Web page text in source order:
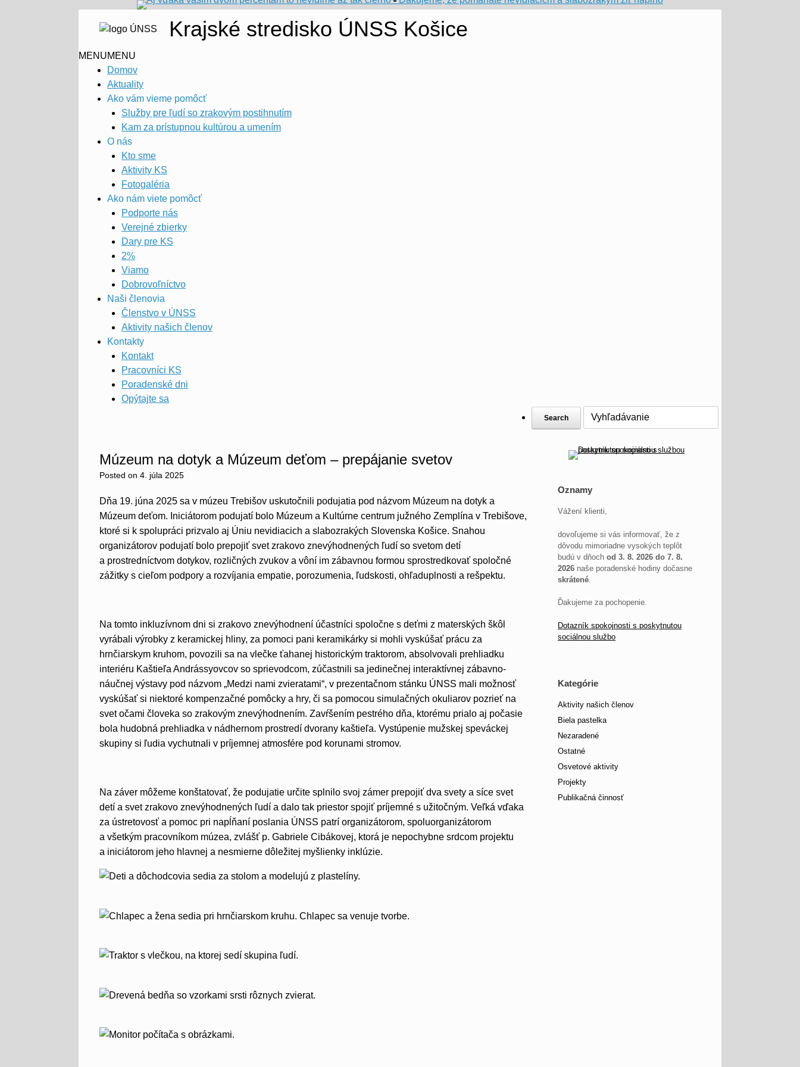
Krajské stredisko ÚNSS Košice
MENUMENU
Domov
Aktuality
Ako vám vieme pomôcť
Služby pre ľudí so zrakovým postihnutím
Kam za prístupnou kultúrou a umením
O nás
Kto sme
Aktivity KS
Fotogaléria
Ako nám viete pomôcť
Podporte nás
Verejné zbierky
Dary pre KS
2%
Viamo
Dobrovoľníctvo
Naši členovia
Členstvo v ÚNSS
Aktivity našich členov
Kontakty
Kontakt
Pracovníci KS
Poradenské dni
Opýtajte sa
Múzeum na dotyk a Múzeum deťom – prepájanie svetov
Posted on 4. júla 2025
Dňa 19. júna 2025 sa v múzeu Trebišov uskutočnili podujatia pod názvom Múzeum na dotyk a
Múzeum deťom. Iniciátorom podujatí bolo Múzeum a Kultúrne centrum južného Zemplína v Trebišove,
ktoré si k spolupráci prizvalo aj Úniu nevidiacich a slabozrakých Slovenska Košice. Snahou
organizátorov podujatí bolo prepojiť svet zrakovo znevýhodnených ľudí so svetom detí
a prostredníctvom dotykov, rozličných zvukov a vôní im zábavnou formou sprostredkovať spoločné
zážitky s cieľom podpory a rozvíjania empatie, porozumenia, ľudskosti, ohľaduplnosti a rešpektu.
Na tomto inkluzívnom dni si zrakovo znevýhodnení účastníci spoločne s deťmi z materských škôl
vyrábali výrobky z keramickej hliny, za pomoci pani keramikárky si mohli vyskúšať prácu za
hrnčiarskym kruhom, povozili sa na vlečke ťahanej historickým traktorom, absolvovali prehliadku
interiéru Kaštieľa Andrássyovcov so sprievodcom, zúčastnili sa jedinečnej interaktívnej zábavno-
náučnej výstavy pod názvom „Medzi nami zvieratami“, v prezentačnom stánku ÚNSS mali možnosť
vyskúšať si niektoré kompenzačné pomôcky a hry, či sa pomocou simulačných okuliarov pozrieť na
svet očami človeka so zrakovým znevýhodnením. Zavŕšením pestrého dňa, ktorému prialo aj počasie
bola hudobná prehliadka v nádhernom prostredí dvorany kaštieľa. Vystúpenie mužskej speváckej
skupiny si ľudia vychutnali v príjemnej atmosfére pod korunami stromov.
Na záver môžeme konštatovať, že podujatie určite splnilo svoj zámer prepojiť dva svety a síce svet
detí a svet zrakovo znevýhodnených ľudí a dalo tak priestor spojiť príjemné s užitočným. Veľká vďaka
za ústretovosť a pomoc pri napĺňaní poslania ÚNSS patrí organizátorom, spoluorganizátorom
a všetkým pracovníkom múzea, zvlášť p. Gabriele Cibákovej, ktorá je nepochybne srdcom projektu
a iniciátorom jeho hlavnej a nesmierne dôležitej myšlienky inklúzie.
Oznamy
Vážení klienti,
dovoľujeme si vás informovať, že z
dôvodu mimoriadne vysokých teplôt
budú v dňochod 3. 8. 2026 do 7. 8.
2026 naše poradenské hodiny dočasne
skrátené
Ďakujeme za pochopenie.
Dotazník spokojnosti s poskytnutou
sociálnou službo
Kategórie
Aktivity našich členov
Biela pastelka
Nezaradené
Ostatné
Osvetové aktivity
Projekty
Publikačná činnosť